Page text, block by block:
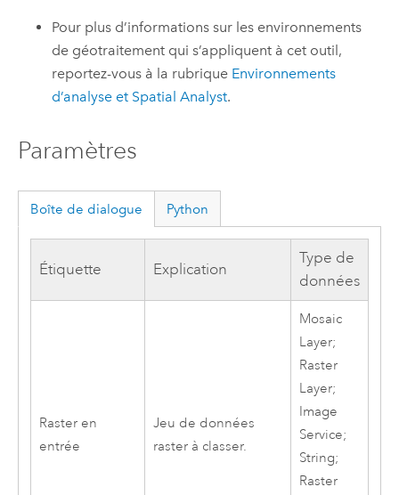
Pour plus d’informations sur les environnements
de géotraitement qui s’appliquent à cet outil,
reportez-vous à la rubrique Environnements
d’analyse et Spatial Analyst.
Paramètres
Boîte de dialogue Python
Étiquette Explication
Type de
données
Raster en
entrée
Jeu de données
raster à classer.
Mosaic
Layer;
Raster
Layer;
Image
Service;
String;
Raster